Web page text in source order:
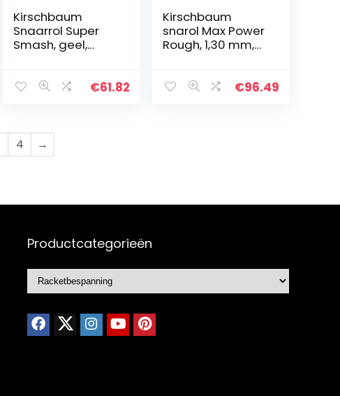
Kirschbaum
Snaarrol Super
Smash, geel,
6
€61.82
Kirschbaum
snarol Max Power
Rough, 1,30 mm,
6
€96.49
4 →
Productcategorieën